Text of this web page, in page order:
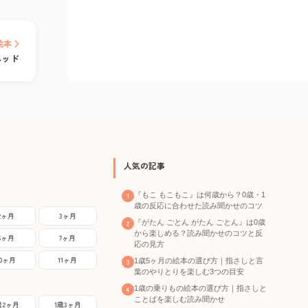
本
ド
月 3ヶ月
月 7ヶ月
ヶ月 11ヶ月
2ヶ月 1歳3ヶ月
人気の記事
『もこ もこもこ』は何歳から？0歳・1
歳の反応に合わせた読み聞かせのコツ
『がたん ごとん がたん ごとん』は0歳
から楽しめる？読み聞かせのコツと反
応の見方
1歳5ヶ月の絵本の選び方｜指さしと言
葉のやりとりを楽しむ3つの目安
1歳の乗りもの絵本の選び方｜指さしと
ことばを楽しむ読み聞かせ